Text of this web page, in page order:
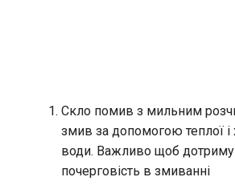
Скло помив з мильним
змив за допомогою теплої і
води. Важливо щоб
почерговість в змиванні